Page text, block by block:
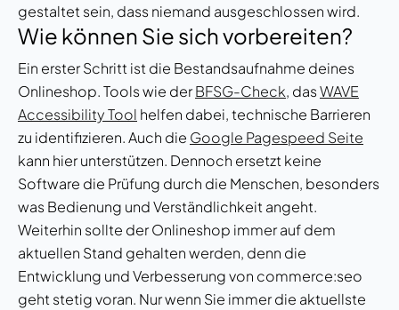
gestaltet sein, dass niemand ausgeschlossen wird.
Wie können Sie sich vorbereiten?
Ein erster Schritt ist die Bestandsaufnahme deines
Onlineshop. Tools wie derBFSG-Check, dasWAVE
Accessibility Tool helfen dabei, technische Barrieren
zu identifizieren. Auch die Google Pagespeed Seite
kann hier unterstützen. Dennoch ersetzt keine
Software die Prüfung durch die Menschen, besonders
was Bedienung und Verständlichkeit angeht.
Weiterhin sollte der Onlineshop immer auf dem
aktuellen Stand gehalten werden, denn die
Entwicklung und Verbesserung von commerce:seo
geht stetig voran. Nur wenn Sie immer die aktuellste